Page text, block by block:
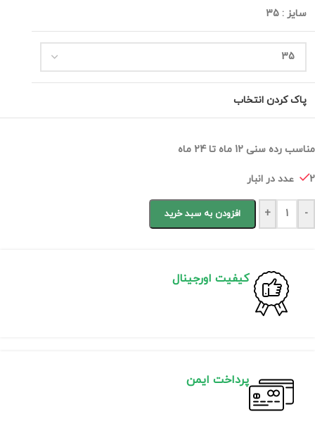
سایز :
35
پاک کردن انتخاب
مناسب رده سنی 12 ماه تا 24 ماه
2 عدد در انبار
-
+ افزودن به سبد خرید
کیفیت اورجینال
پرداخت ایمن